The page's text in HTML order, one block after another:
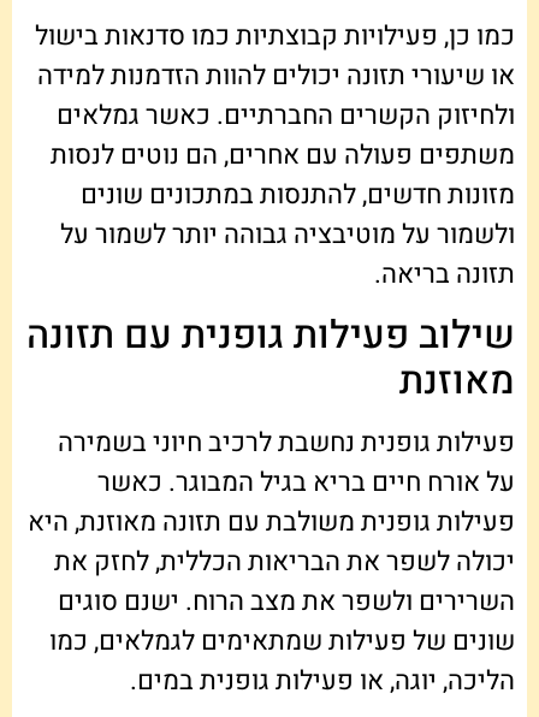
כמו כן, פעילויות קבוצתיות כמו סדנאות בישול
או שיעורי תזונה יכולים להוות הזדמנות למידה
ולחיזוק הקשרים החברתיים. כאשר גמלאים
משתפים פעולה עם אחרים, הם נוטים לנסות
מזונות חדשים, להתנסות במתכונים שונים
ולשמור על מוטיבציה גבוהה יותר לשמור על
תזונה בריאה.
שילוב פעילות גופנית עם תזונה
מאוזנת
פעילות גופנית נחשבת לרכיב חיוני בשמירה
על אורח חיים בריא בגיל המבוגר. כאשר
פעילות גופנית משולבת עם תזונה מאוזנת, היא
יכולה לשפר את הבריאות הכללית, לחזק את
השרירים ולשפר את מצב הרוח. ישנם סוגים
שונים של פעילות שמתאימים לגמלאים, כמו
הליכה, יוגה, או פעילות גופנית במים.